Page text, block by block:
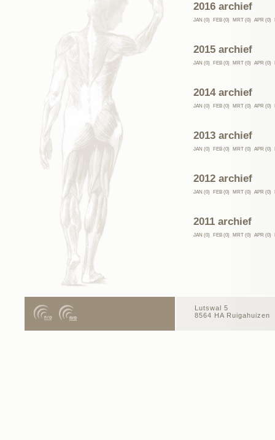
2016 archief
JAN (0) FEB (0) MRT (0) APR (0)
2015 archief
JAN (0) FEB (0) MRT (0) APR (0)
2014 archief
JAN (0) FEB (0) MRT (0) APR (0)
2013 archief
JAN (0) FEB (0) MRT (0) APR (0)
2012 archief
JAN (0) FEB (0) MRT (0) APR (0)
2011 archief
JAN (0) FEB (0) MRT (0) APR (0)
Lutswal 5
8564 HA Ruigahuizen